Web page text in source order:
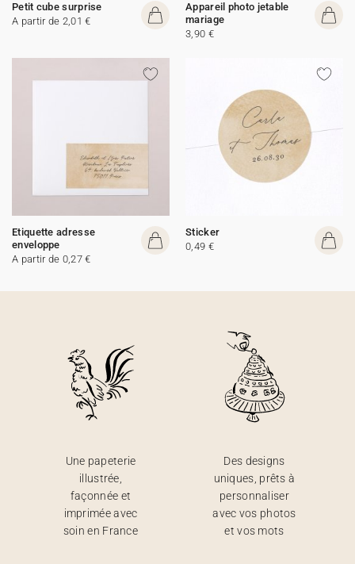
Petit cube surprise
A partir de 2,01 €
Appareil photo jetable
mariage
3,90 €
Etiquette adresse
enveloppe
A partir de 0,27 €
Sticker
0,49 €
Une papeterie
illustrée,
façonnée et
imprimée avec
soin en France
Des designs
uniques, prêts à
personnaliser
avec vos photos
et vos mots